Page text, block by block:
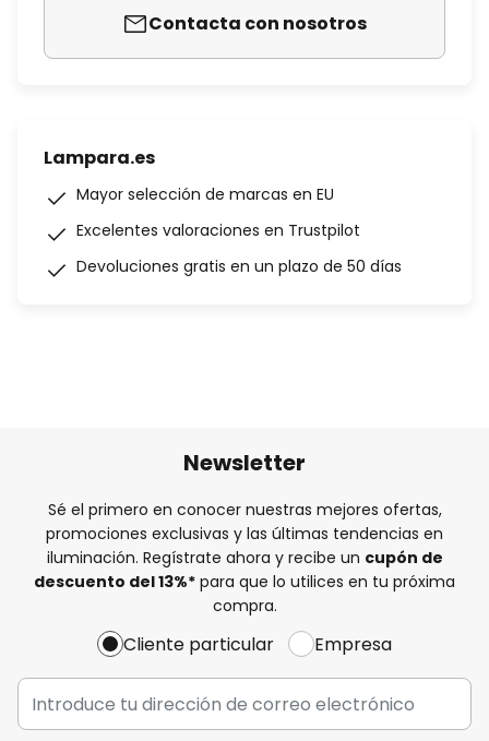
Contacta con nosotros
Lampara.es
Mayor selección de marcas en EU
Excelentes valoraciones en Trustpilot
Devoluciones gratis en un plazo de 50 días
Newsletter
Sé el primero en conocer nuestras mejores ofertas,
promociones exclusivas y las últimas tendencias en
iluminación. Regístrate ahora y recibe un cupón de
descuento del13%* para que lo utilices en tu próxima
compra.
Cliente particular Empresa